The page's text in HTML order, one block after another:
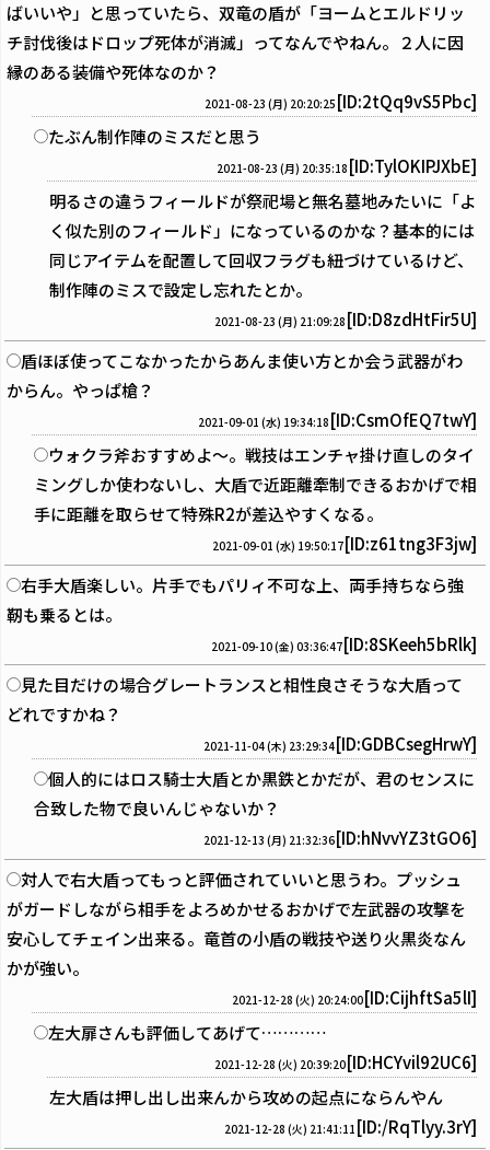
ばいいや」と思っていたら、双竜の盾が「ヨームとエルドリッ
チ討伐後はドロップ死体が消滅」ってなんでやねん。２人に因
縁のある装備や死体なのか？
2021-08-23 (月) 20:20:25 [ID:2tQq9vS5Pbc]
たぶん制作陣のミスだと思う
2021-08-23 (月) 20:35:18 [ID:TylOKIPJXbE]
明るさの違うフィールドが祭祀場と無名墓地みたいに「よ
く似た別のフィールド」になっているのかな？基本的には
同じアイテムを配置して回収フラグも紐づけているけど、
制作陣のミスで設定し忘れたとか。
2021-08-23 (月) 21:09:28 [ID:D8zdHtFir5U]
盾ほぼ使ってこなかったからあんま使い方とか会う武器がわ
からん。やっぱ槍？
2021-09-01 (水) 19:34:18 [ID:CsmOfEQ7twY]
ウォクラ斧おすすめよ～。戦技はエンチャ掛け直しのタイ
ミングしか使わないし、大盾で近距離牽制できるおかげで相
手に距離を取らせて特殊R2が差込やすくなる。
2021-09-01 (水) 19:50:17[ID:z61tng3F3jw]
右手大盾楽しい。片手でもパリィ不可な上、両手持ちなら強
靭も乗るとは。
2021-09-10 (金) 03:36:47[ID:8SKeeh5bRlk]
見た目だけの場合グレートランスと相性良さそうな大盾って
どれですかね？
2021-11-04 (木) 23:29:34[ID:GDBCsegHrwY]
個人的にはロス騎士大盾とか黒鉄とかだが、君のセンスに
合致した物で良いんじゃないか？
2021-12-13 (月) 21:32:36[ID:hNvvYZ3tGO6]
対人で右大盾ってもっと評価されていいと思うわ。プッシュ
がガードしながら相手をよろめかせるおかげで左武器の攻撃を
安心してチェイン出来る。竜首の小盾の戦技や送り火黒炎なん
かが強い。
2021-12-28 (火) 20:24:00[ID:CijhftSa5lI]
左大扉さんも評価してあげて…………
2021-12-28 (火) 20:39:20[ID:HCYvil92UC6]
左大盾は押し出し出来んから攻めの起点にならんやん
2021-12-28 (火) 21:41:11 [ID:/RqTlyy.3rY]